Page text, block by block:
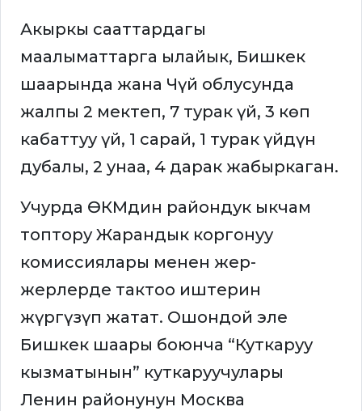
Акыркы сааттардагы
маалыматтарга ылайык, Бишкек
шаарында жана Чүй облусунда
жалпы 2 мектеп, 7 турак үй, 3 көп
кабаттуу үй, 1 сарай, 1 турак үйдүн
дубалы, 2 унаа, 4 дарак жабыркаган.
Учурда ӨКМдин райондук ыкчам
топтору Жарандык коргонуу
комиссиялары менен жер-
жерлерде тактоо иштерин
жүргүзүп жатат. Ошондой эле
Бишкек шаары боюнча “Куткаруу
кызматынын” куткаруучулары
Ленин районунун Москва